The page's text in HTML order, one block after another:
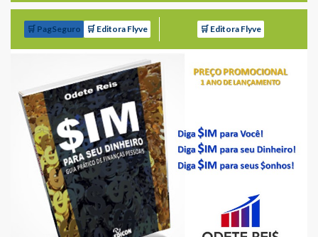
🛒 PagSeguro 🛒 Editora Flyve 🛒 Editora Flyve